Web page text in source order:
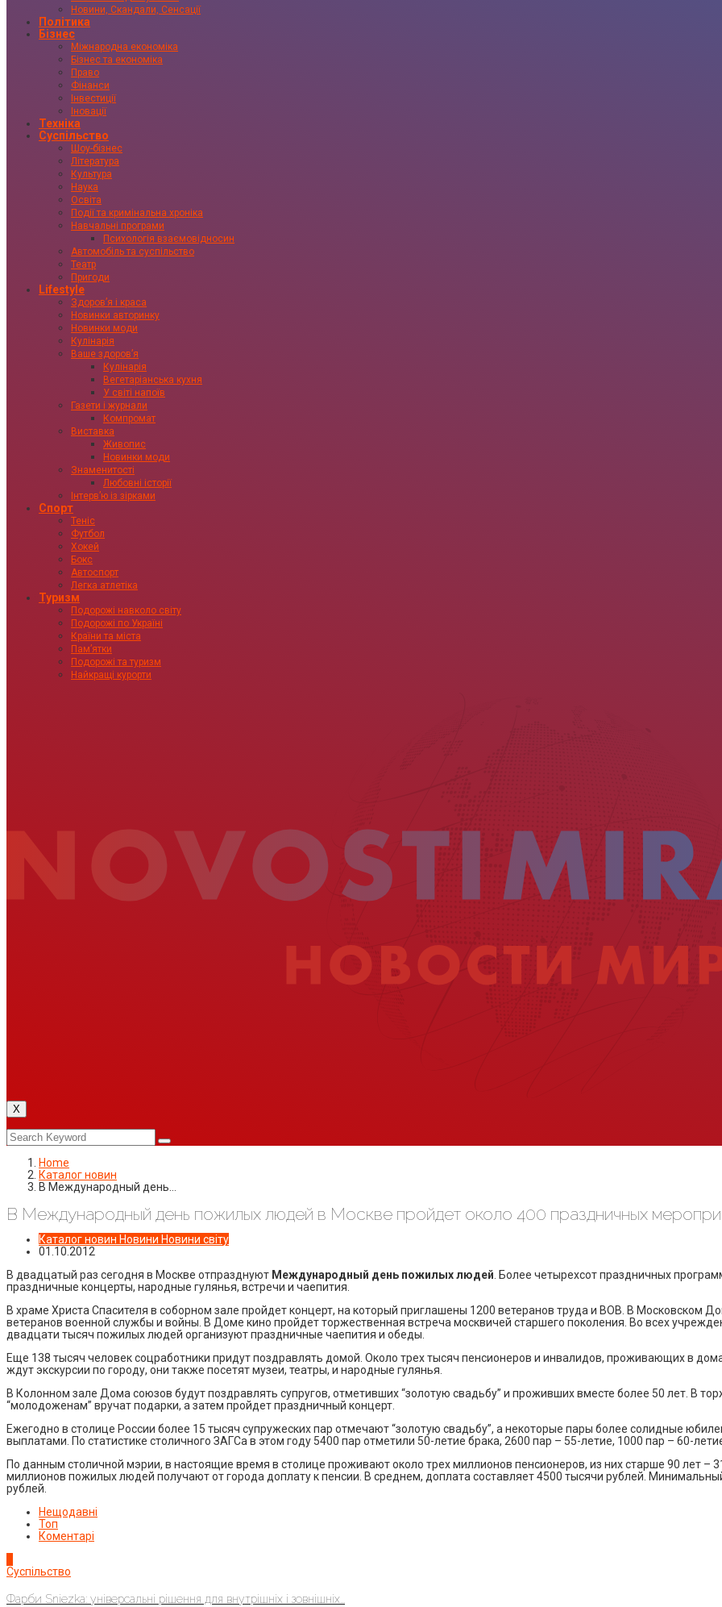
Новини, Скандали, Сенсації
Політика
Бізнес
Міжнародна економіка
Бізнес та економіка
Право
Фінанси
Інвестиції
Іновації
Техніка
Суспільство
Шоу-бізнес
Література
Культура
Наука
Освіта
Події та кримінальна хроніка
Навчальні програми
Психологія взаємовідносин
Автомобіль та суспільство
Театр
Пригоди
Lifestyle
Здоровʼя і краса
Новинки авторинку
Новинки моди
Кулінарія
Ваше здоровʼя
Кулінарія
Вегетаріанська кухня
У світі напоїв
Газети і журнали
Компромат
Виставка
Живопис
Новинки моди
Знаменитості
Любовні історії
Інтервʼю із зірками
Спорт
Теніс
Футбол
Хокей
Бокс
Автоспорт
Легка атлетіка
Туризм
Подорожі навколо світу
Подорожі по Україні
Країни та міста
Пам’ятки
Подорожі та туризм
Найкращі курорти
X
Home
Каталог новин
В Международный день…
В Международный день пожилых людей в Москве пройдет около 400 праздничных
Каталог новин Новини Новини світу
01.10.2012
В двадцатый раз сегодня в Москве отпразднуют Международный день пожилых людей . Более четырехсот праздничных
праздничные концерты, народные гулянья, встречи и чаепития.
В храме Христа Спасителя в соборном зале пройдет концерт, на который приглашены 1200 ветеранов труда и ВОВ. В Московском
ветеранов военной службы и войны. В Доме кино пройдет торжественная встреча москвичей старшего поколения. Во всех
двадцати тысяч пожилых людей организуют праздничные чаепития и обеды.
Еще 138 тысяч человек соцработники придут поздравлять домой. Около трех тысяч пенсионеров и инвалидов, проживающих в
ждут экскурсии по городу, они также посетят музеи, театры, и народные гулянья.
В Колонном зале Дома союзов будут поздравлять супругов, отметивших “золотую свадьбу” и проживших вместе более 50 лет. В
“молодоженам” вручат подарки, а затем пройдет праздничный концерт.
Ежегодно в столице России более 15 тысяч супружеских пар отмечают “золотую свадьбу”, а некоторые пары более солидные
выплатами. По статистике столичного ЗАГСа в этом году 5400 пар отметили 50-летие брака, 2600 пар – 55-летие, 1000 пар – 60-
По данным столичной мэрии, в настоящие время в столице проживают около трех миллионов пенсионеров, из них старше 90 лет –
миллионов пожилых людей получают от города доплату к пенсии. В среднем, доплата составляет 4500 тысячи рублей.
рублей.
Нещодавні
Топ
Коментарі
Суспільство
Фарби Sniezka: універсальні рішення для внутрішніх і зовнішніх...